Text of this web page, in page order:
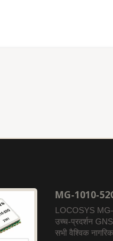
MG-1010-
LOCOSYS
उच्च-प्रदर्शन
सभी वैश्विक